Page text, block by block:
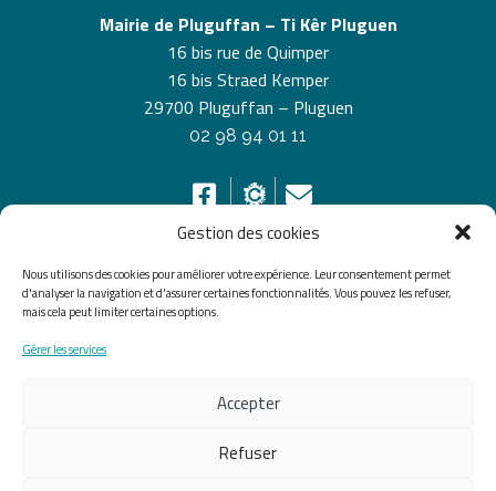
Gestion des cookies
Nous utilisons des cookies pour améliorer votre expérience. Leur consentement permet
d'analyser la navigation et d'assurer certaines fonctionnalités. Vous pouvez les refuser,
mais cela peut limiter certaines options.
Gérer les services
Accepter
Refuser
Mairie de Pluguffan – Ti Kêr Pluguen
16 bis rue de Quimper
16 bis Straed Kemper
29700 Pluguffan – Pluguen
02 98 94 01 11
HORAIRES D’OUVERTURE
Du lundi au vendredi de 8h30 à 12h30 et de 13h30 à
Accessibilité
Confidentialité